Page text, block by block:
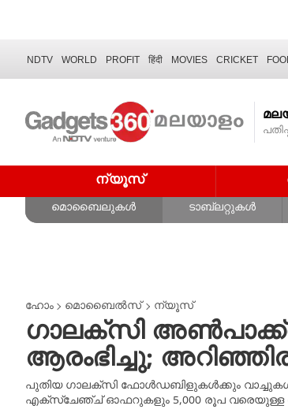
NDTV WORLD PROFIT हिंदी MOVIES CRICKET
ന്യൂസ്
മൊബൈലുകൾ ടാബ്‌ലറ്റുകൾ
ഹോം മൊബൈൽസ് ന്യൂസ്
ഗാലക്‌സി
ആരംഭിച്ചു;
പുതിയ ഗാലക്‌സി ഫോൾഡബിളുകൾക്കും
എക്സ്ചേഞ്ച് ഓഫറുകളും 5,000 രൂപ വരെയുള്ള